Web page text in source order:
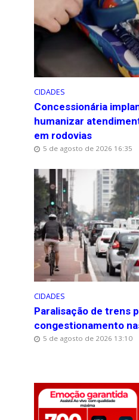
CIDADES
Concessionária
humanizar
em rodovias
5 de agosto de 2026 16:35
CIDADES
Paralisação de trens
congestionamento
5 de agosto de 2026 13:10